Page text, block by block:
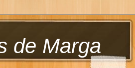
de Marga